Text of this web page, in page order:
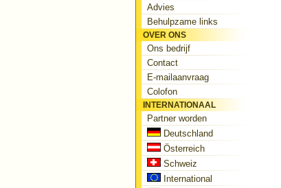
Advies
Behulpzame links
OVER ONS
Ons bedrijf
Contact
E-mailaanvraag
Colofon
INTERNATIONAAL
Partner worden
Deutschland
Österreich
Schweiz
International